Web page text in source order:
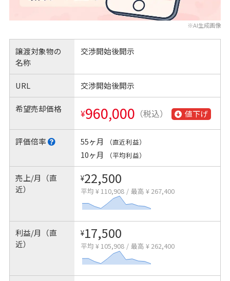
※AI生成画像
譲渡対象物の
名称
交渉開始後開示
URL 交渉開始後開示
希望売却価格 ¥960,000 （税込） 値下げ
評価倍率 55ヶ月 （直近利益）
10ヶ月 （平均利益）
売上/月（直
近）
¥22,500
平均 ¥ 110,908 / 最高 ¥ 267,400
利益/月（直
近）
¥17,500
平均 ¥ 105,908 / 最高 ¥ 262,400